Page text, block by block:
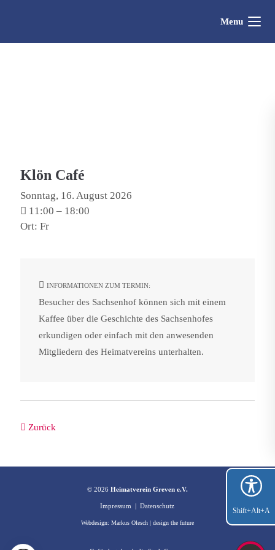
Menu
Klön Café
Sonntag, 16. August 2026
11:00 – 18:00
Ort: Fr
INFORMATIONEN ZUM TERMIN:
Besucher des Sachsenhof können sich mit einem
Kaffee über die Geschichte des Sachsenhofes
erkundigen oder einfach mit den anwesenden
Mitgliedern des Heimatvereins unterhalten.
Zurück
© 2026 Heimatverein Greven e.V.
Impressum |Datenschutz
Webdesign: Markus Olesch | design the future
Shift+Alt+A